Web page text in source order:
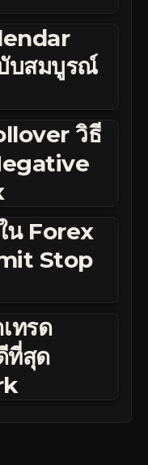
บสมบูรณ์
วิธี
น Forex
Stop
ทรด
ที่สุด